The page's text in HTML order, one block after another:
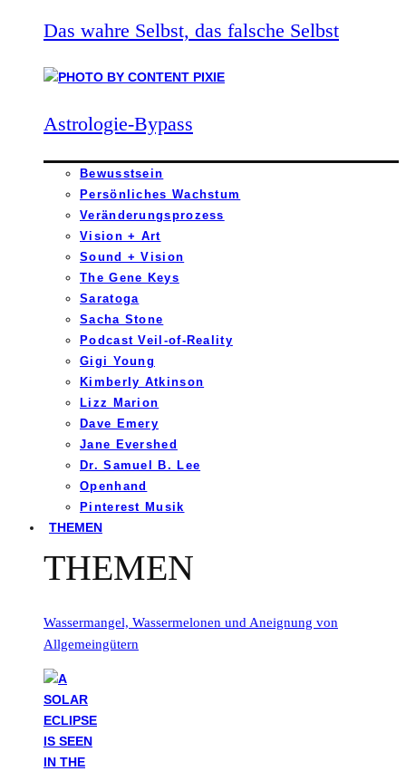
Das wahre Selbst, das falsche Selbst
Astrologie-Bypass
Bewusstsein
Persönliches Wachstum
Veränderungsprozess
Vision + Art
Sound + Vision
The Gene Keys
Saratoga
Sacha Stone
Podcast Veil-of-Reality
Gigi Young
Kimberly Atkinson
Lizz Marion
Dave Emery
Jane Evershed
Dr. Samuel B. Lee
Openhand
Pinterest Musik
THEMEN
THEMEN
Wassermangel, Wassermelonen und Aneignung von
Allgemeingütern